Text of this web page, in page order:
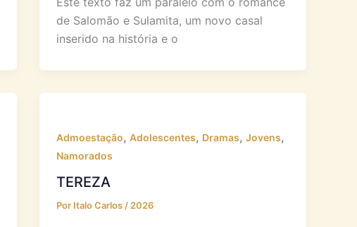
de Salomão e Sulamita, um novo casal
inserido na história e o
Admoestação,Adolescentes, Dramas,Jovens,
Namorados
TEREZA
Por Italo Carlos / 2026